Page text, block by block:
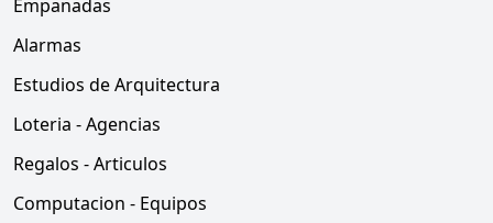
Empanadas
Alarmas
Estudios de Arquitectura
Loteria - Agencias
Regalos - Articulos
Computacion - Equipos